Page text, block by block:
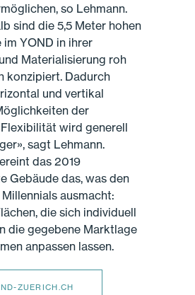
so Lehmann.
sind die 5,5 Meter hohen
im YOND in ihrer
Materialisierung roh
konzipiert. Dadurch
und vertikal
der
wird generell
sagt Lehmann.
das 2019
Gebäude das, was den
ausmacht:
die sich individuell
die gegebene Marktlage
anpassen lassen.
ZUERICH.CH